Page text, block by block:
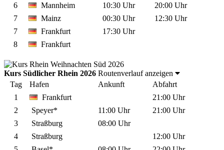
6
Mannheim 10:30 Uhr
20:00 Uhr
7
Mainz 00:30 Uhr
12:30 Uhr
7
Frankfurt
17:30 Uhr
8
Frankfurt
Kurs Südlicher Rhein 2026 Routenverlauf anzeigen
Tag
Hafen Ankunft
Abfahrt
1
Frankfurt
21:00 Uhr
2
Speyer* 11:00 Uhr
21:00 Uhr
3
Straßburg
08:00 Uhr
4
Straßburg
12:00 Uhr